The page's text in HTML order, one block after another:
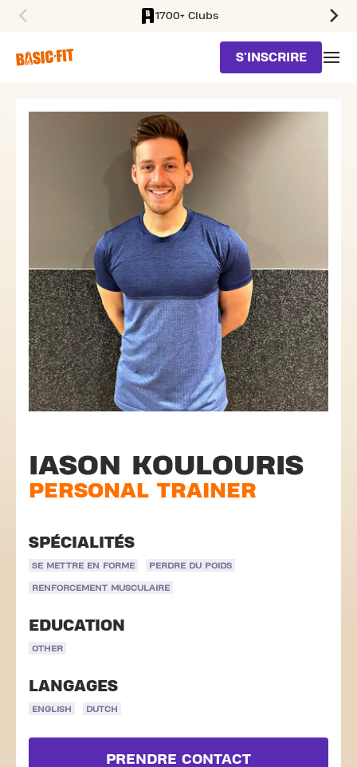
1700+ Clubs
S'INSCRIRE
IASON KOULOURIS
PERSONAL TRAINER
SPÉCIALITÉS
SE METTRE EN FORME PERDRE DU POIDS
RENFORCEMENT MUSCULAIRE
EDUCATION
OTHER
LANGAGES
ENGLISH DUTCH
PRENDRE CONTACT